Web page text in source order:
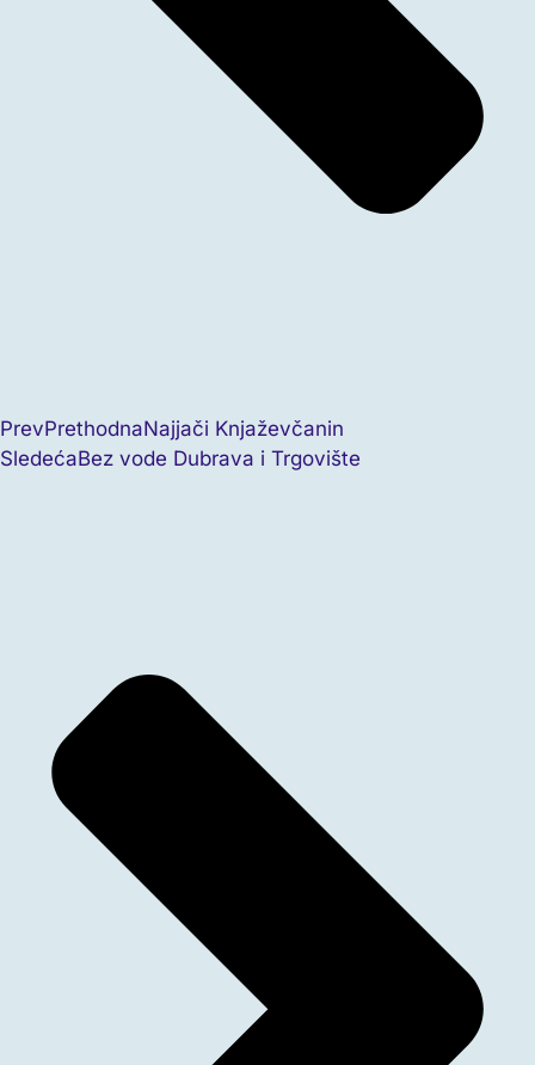
PrevPrethodnaNajjači Knjaževčanin
SledećaBez vode Dubrava i Trgovište